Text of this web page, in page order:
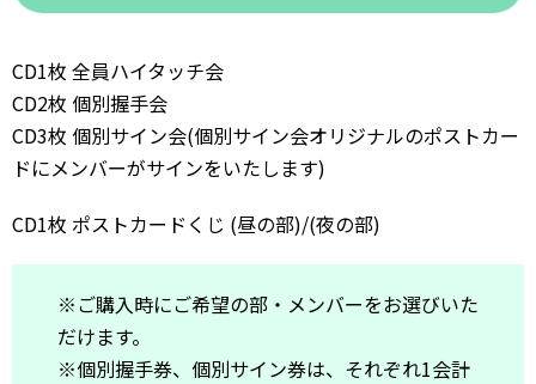
CD1枚 全員ハイタッチ会
CD2枚 個別握手会
CD3枚 個別サイン会(個別サイン会オリジナルのポストカー
ドにメンバーがサインをいたします)
CD1枚 ポストカードくじ (昼の部)/(夜の部)
※ご購入時にご希望の部・メンバーをお選びいた
だけます。
※個別握手券、個別サイン券は、それぞれ1会計